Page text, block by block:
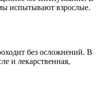
испытывают взрослые.
без осложнений. В
и лекарственная,